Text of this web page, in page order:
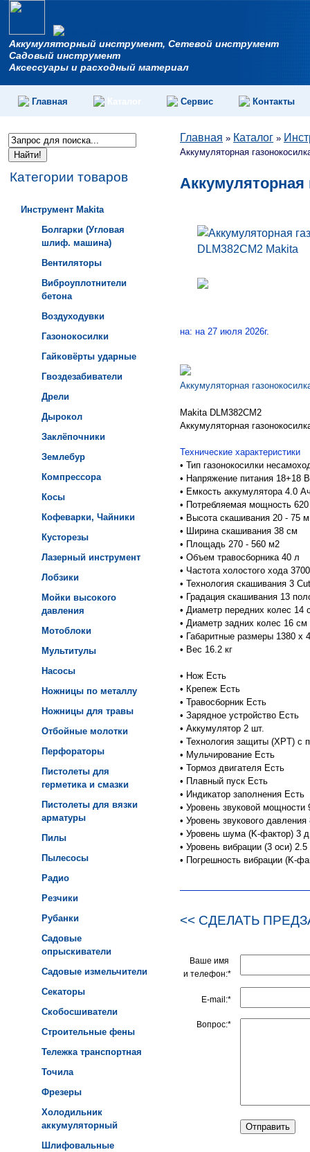
Аккумуляторный инструмент, Сетевой инструмент
Садовый инструмент
Аксессуары и расходный материал
Главная Сервис Контакты
Категории товаров
Инструмент Makita
Болгарки (Угловая
шлиф. машина)
Вентиляторы
Виброуплотнители
бетона
Воздуходувки
Газонокосилки
Гайковёрты ударные
Гвоздезабиватели
Дрели
Дырокол
Заклёпочники
Землебур
Компрессора
Косы
Кофеварки, Чайники
Кусторезы
Лазерный инструмент
Лобзики
Мойки высокого
давления
Мотоблоки
Мультитулы
Насосы
Ножницы по металлу
Ножницы для травы
Отбойные молотки
Перфораторы
Пистолеты для
герметика и смазки
Пистолеты для вязки
арматуры
Пилы
Пылесосы
Радио
Резчики
Рубанки
Садовые
опрыскиватели
Садовые измельчители
Секаторы
Скобосшиватели
Строительные фены
Тележка транспортная
Точила
Фрезеры
Холодильник
аккумуляторный
Шлифовальные
Главная » Каталог »
Аккумуляторная
Аккумуляторная
на: на 27 июля 2026г.
Аккумуляторная
Makita DLM382CM2
Аккумуляторная
Технические характеристики
• Тип газонокосилки
• Напряжение питания 18+18 В
• Емкость аккумулятора 4.0
• Потребляемая мощность
• Высота скашивания 20 - 75
• Ширина скашивания 38 см
• Площадь 270 - 560 м2
• Объем травосборника 40 л
• Частота холостого хода
• Технология скашивания 3 Cut
• Градация скашивания 13
• Диаметр передних колес 14
• Диаметр задних колес 16 см
• Габаритные размеры 1380 x
• Вес 16.2 кг
• Нож Есть
• Крепеж Есть
• Травосборник Есть
• Зарядное устройство Есть
• Аккумулятор 2 шт.
• Технология защиты (XPT) с
• Мульчирование Есть
• Тормоз двигателя Есть
• Плавный пуск Есть
• Индикатор заполнения Есть
• Уровень звуковой мощности
• Уровень звукового
• Уровень шума (K-фактор) 3
• Уровень вибрации (3 оси) 2.5
• Погрешность вибрации (K-
<< СДЕЛАТЬ
Ваше имя
и телефон:*
E-mail:*
Вопрос:*